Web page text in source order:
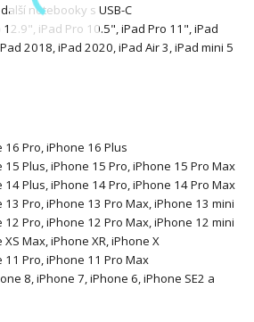
notebooky s USB-C
12.9", iPad Pro 10.5", iPad Pro 11", iPad
2018, iPad 2020, iPad Air 3, iPad mini 5
Pro, iPhone 16 Plus
Plus, iPhone 15 Pro, iPhone 15 Pro Max
Plus, iPhone 14 Pro, iPhone 14 Pro Max
Pro, iPhone 13 Pro Max, iPhone 13 mini
Pro, iPhone 12 Pro Max, iPhone 12 mini
Max, iPhone XR, iPhone X
11 Pro, iPhone 11 Pro Max
8, iPhone 7, iPhone 6, iPhone SE2 a